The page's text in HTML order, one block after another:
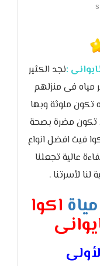
نجد الكثير
مياه فى منزلهم
تكون ملوثة وبها
تكون مضرة بصحة
فيت افضل انواع
عالية تجعلنا
لأسرتنا .
اكوا